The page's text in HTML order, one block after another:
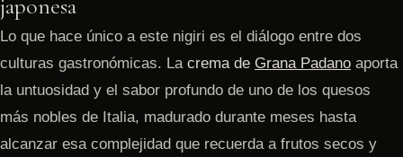
Lo que hace único a este nigiri es el diálogo entre dos
culturas gastronómicas. La crema de Grana Padano aporta
la untuosidad y el sabor profundo de uno de los quesos
más nobles de Italia, madurado durante meses hasta
alcanzar esa complejidad que recuerda a frutos secos y